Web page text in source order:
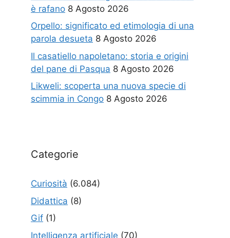
è rafano 8 Agosto 2026
Orpello: significato ed etimologia di una
parola desueta 8 Agosto 2026
Il casatiello napoletano: storia e origini
del pane di Pasqua 8 Agosto 2026
Likweli: scoperta una nuova specie di
scimmia in Congo 8 Agosto 2026
Categorie
Curiosità (6.084)
Didattica (8)
Gif (1)
Intelligenza artificiale (70)